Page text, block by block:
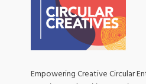
Empowering Creative Circular